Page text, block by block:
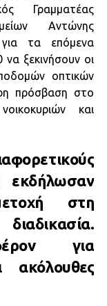
Γραμματέας
Αντώνης
για τα επόμενα
ξεκινήσουν οι
οπτικών
πρόσβαση στο
και
εκδήλωσαν
στη
για